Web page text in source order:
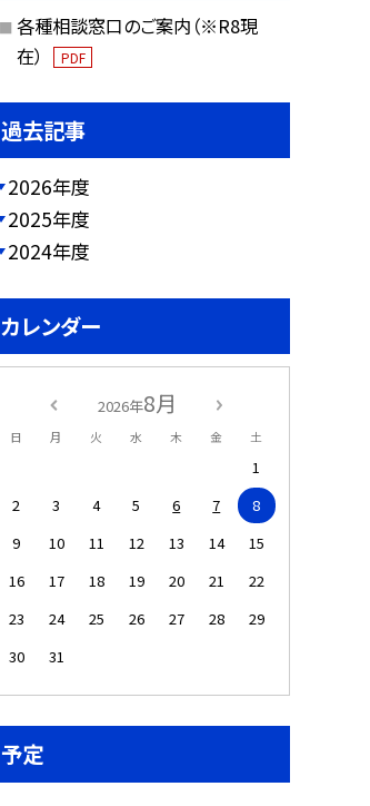
各種相談窓口のご案内（※R8現
在）
PDF
過去記事
2026年度
2025年度
2024年度
カレンダー
2026年8月
日 月 火 水 木 金 土
1
2
3 4 5 6 7
8
9
10 11 12 13 14
15
16
17 18 19 20 21
22
23
24 25 26 27 28
29
30
31
予定